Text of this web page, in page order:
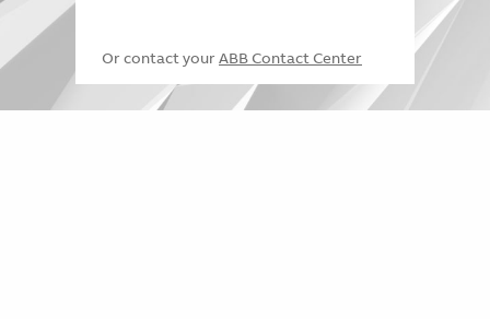
Or contact your ABB Contact Center